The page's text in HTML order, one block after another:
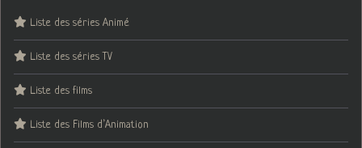
Liste des séries Animé
Liste des séries TV
Liste des films
Liste des Films d’Animation